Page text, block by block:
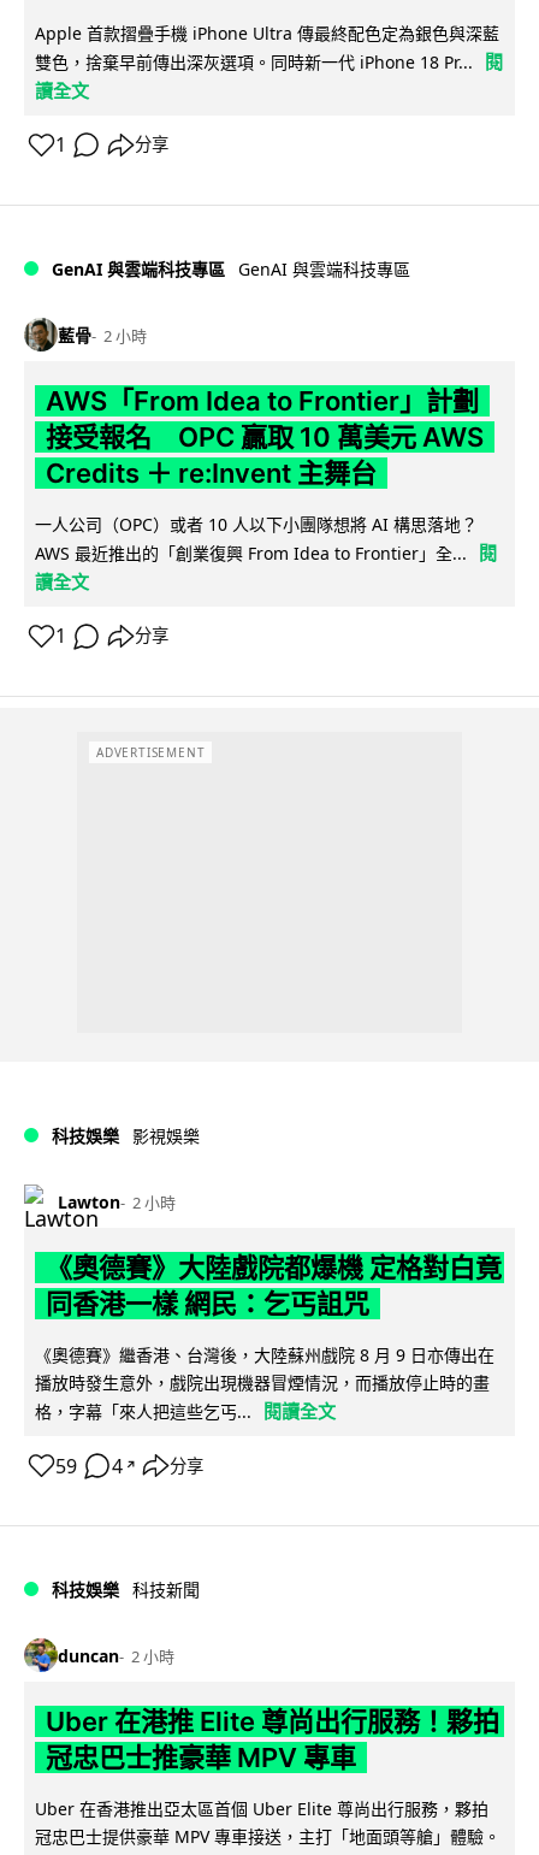
Apple 首款摺疊手機 iPhone Ultra 傳最終配色定為銀色與深藍
雙色，捨棄早前傳出深灰選項。同時新一代 iPhone 18 Pr...
閱
讀全文
1 分享
GenAI 與雲端科技專區 GenAI 與雲端科技專區
藍骨 2 小時
AWS「From Idea to Frontier」計劃
接受報名 OPC 贏取 10 萬美元 AWS
Credits ＋ re:Invent 主舞台
一人公司（OPC）或者 10 人以下小團隊想將 AI 構思落地？
AWS 最近推出的「創業復興 From Idea to Frontier」全...
閱
讀全文
1 分享
ADVERTISEMENT
科技娛樂 影視娛樂
Lawton 2 小時
《奧德賽》大陸戲院都爆機 定格對白竟
同香港一樣 網民：乞丐詛咒
《奧德賽》繼香港、台灣後，大陸蘇州戲院 8 月 9 日亦傳出在
播放時發生意外，戲院出現機器冒煙情況，而播放停止時的畫
格，字幕「來人把這些乞丐...
閱讀全文
59 4 ↗ 分享
科技娛樂 科技新聞
duncan 2 小時
Uber 在港推 Elite 尊尚出行服務！夥拍
冠忠巴士推豪華 MPV 專車
Uber 在香港推出亞太區首個 Uber Elite 尊尚出行服務，夥拍
冠忠巴士提供豪華 MPV 專車接送，主打「地面頭等艙」體驗。